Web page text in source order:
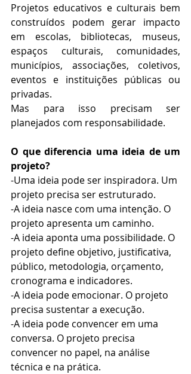
Projetos educativos e culturais bem
construídos podem gerar impacto
em escolas, bibliotecas, museus,
espaços culturais, comunidades,
municípios, associações, coletivos,
eventos e instituições públicas ou
privadas.
Mas para isso precisam ser
planejados com responsabilidade.
O que diferencia uma ideia de um
projeto?
-Uma ideia pode ser inspiradora. Um
projeto precisa ser estruturado.
-A ideia nasce com uma intenção. O
projeto apresenta um caminho.
-A ideia aponta uma possibilidade. O
projeto define objetivo, justificativa,
público, metodologia, orçamento,
cronograma e indicadores.
-A ideia pode emocionar. O projeto
precisa sustentar a execução.
-A ideia pode convencer em uma
conversa. O projeto precisa
convencer no papel, na análise
técnica e na prática.